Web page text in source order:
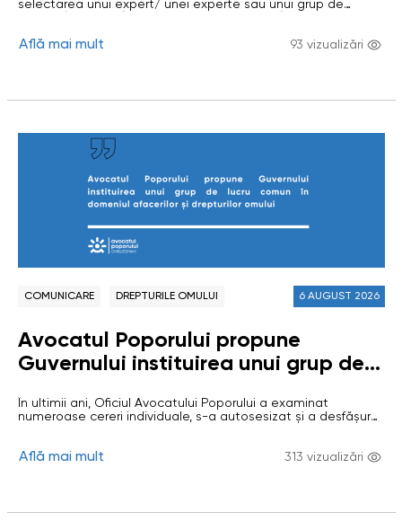
„Participarea copiilor în procesele
selectarea unui expert/ unei experte sau unui grup de
copiilor în procesele electorale și politice în Republica
Află mai mult 93 vizualizări
COMUNICARE DREPTURILE OMULUI 6 AUGUST 2026
Avocatul Poporului propune
Guvernului instituirea unui grup de
drepturilor omului
În ultimii ani, Oficiul Avocatului Poporului a examinat
numeroase cereri individuale, s-a autosesizat și a desfășurat
caracter econimic), precum și insuficiența mecanismelor de
Află mai mult 313 vizualizări